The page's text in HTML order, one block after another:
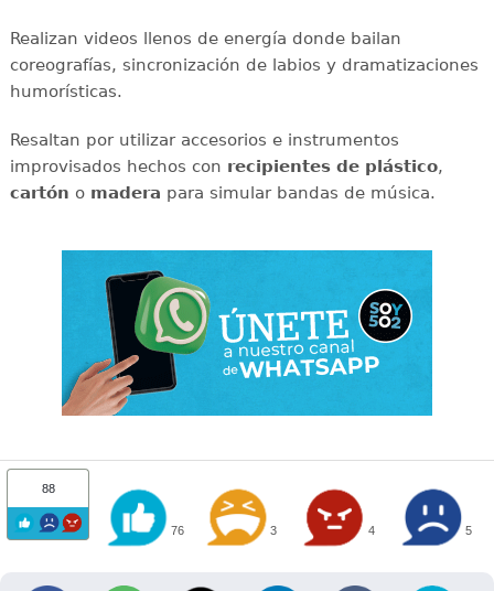
Realizan videos llenos de energía donde bailan
coreografías, sincronización de labios y dramatizaciones
humorísticas.
Resaltan por utilizar accesorios e instrumentos
improvisados hechos con recipientes de plástico,
cartón o madera para simular bandas de música.
88
76 3 4 5